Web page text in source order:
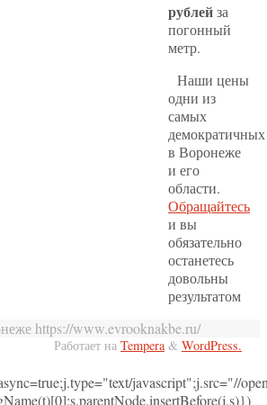
рублейза
погонный
метр.
Наши цены
одни из
самых
демократичных
в Воронеже
и его
области.
Обращайтесь
и вы
обязательно
останетесь
довольны
результатом
https://www.evrooknakbe.ru/
Работает на Tempera& WordPress.
javascript";j.src="//